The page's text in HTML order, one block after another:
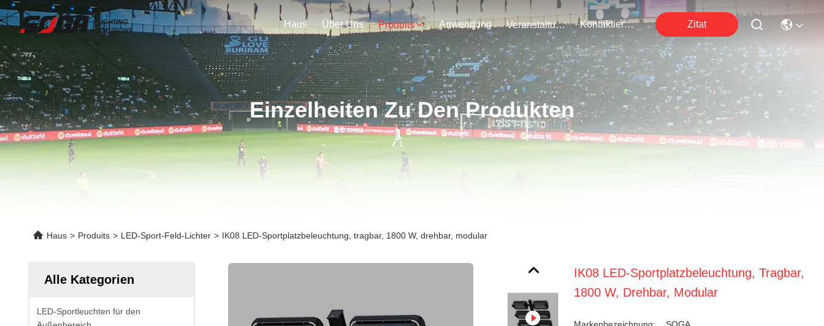
Haus Über Uns Produits Anwendung Veranstaltungen Kontaktieren Sie Uns Zitat
Einzelheiten Zu Den Produkten
Haus > Produits > LED-Sport-Feld-Lichter > IK08 LED-Sportplatzbeleuchtung, tragbar, 1800 W, drehbar, modular
Alle Kategorien
LED-Sportleuchten für den
IK08 LED-Sportplatzbeleuchtung, Tragbar,
1800 W, Drehbar, Modular